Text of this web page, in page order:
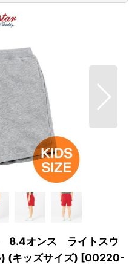
8.4オンス ライトスウ
(キッズサイズ) [00220-